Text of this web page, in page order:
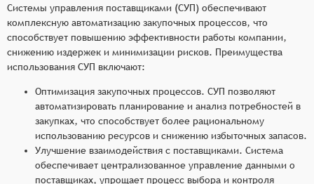
Системы управления поставщиками (СУП) обеспечивают
комплексную автоматизацию закупочных процессов, что
способствует повышению эффективности работы компании,
снижению издержек и минимизации рисков. Преимущества
использования СУП включают:
Оптимизация закупочных процессов. СУП позволяют
автоматизировать планирование и анализ потребностей в
закупках, что способствует более рациональному
использованию ресурсов и снижению избыточных запасов.
Улучшение взаимодействия с поставщиками. Система
обеспечивает централизованное управление данными о
поставщиках, упрощает процесс выбора и контроля